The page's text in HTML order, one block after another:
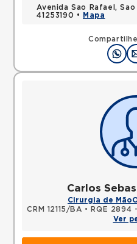
Avenida Sao Rafael,
41253190 •
Mapa
Carlos
Cirurgia de Mão
CRM 12115/BA • RQE 2894
Ver